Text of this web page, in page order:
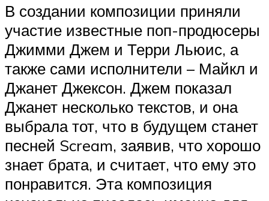
В создании композиции приняли
участие известные поп-продюсеры
Джимми Джем и Терри Льюис, а
также сами исполнители – Майкл и
Джанет Джексон. Джем показал
Джанет несколько текстов, и она
выбрала тот, что в будущем станет
песней Scream, заявив, что хорошо
знает брата, и считает, что ему это
понравится. Эта композиция